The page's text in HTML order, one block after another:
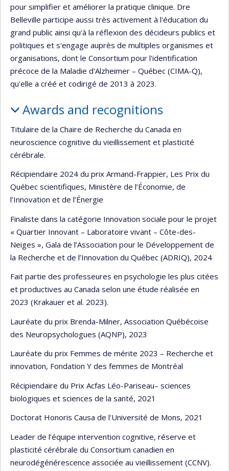
pour simplifier et améliorer la pratique clinique. Dre
Belleville participe aussi très activement à l'éducation du
grand public ainsi qu'à la réflexion des décideurs publics et
politiques et s'engage auprès de multiples organismes et
organisations, dont le Consortium pour l'identification
précoce de la Maladie d'Alzheimer – Québec (CIMA-Q),
qu'elle a créé et codirigé de 2013 à 2023.
Awards and recognitions
Titulaire de la Chaire de Recherche du Canada en
neuroscience cognitive du vieillissement et plasticité
cérébrale.
Récipiendaire 2024 du prix Armand-Frappier, Les Prix du
Québec scientifiques, Ministère de l’Économie, de
l’Innovation et de l’Énergie
Finaliste dans la catégorie Innovation sociale pour le projet
« Quartier Innovant – Laboratoire vivant – Côte-des-
Neiges », Gala de l’Association pour le Développement de
la Recherche et de l’Innovation du Québec (ADRIQ), 2024
Fait partie des professeures en psychologie les plus citées
et productives au Canada selon une étude réalisée en
2023 (Krakauer et al. 2023).
Lauréate du prix Brenda-Milner, Association Québécoise
des Neuropsychologues (AQNP), 2023
Lauréate du prix Femmes de mérite 2023 – Recherche et
innovation, Fondation Y des femmes de Montréal
Récipiendaire du Prix Acfas Léo-Pariseau– sciences
biologiques et sciences de la santé, 2021
Doctorat Honoris Causa de l'Université de Mons, 2021
Leader de l’équipe intervention cognitive, réserve et
plasticité cérébrale du Consortium canadien en
neurodégénérescence associée au vieillissement (CCNV).